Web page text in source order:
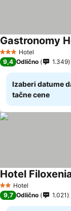
3 Zvezdice
Hotel
Gastronomy
9,4 Odlično 1.349
Izaberi datume
tačne cene
2 Zvezdice
Hotel
Hotel
9,7 Odlično 1.021